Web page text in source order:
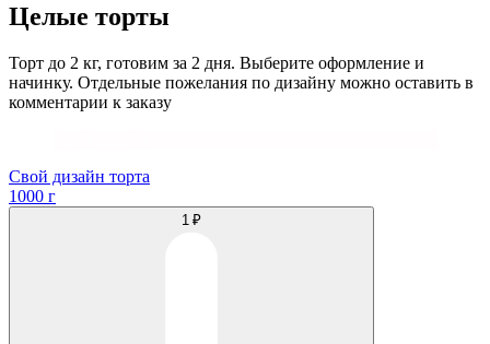
Целые торты
Торт до 2 кг, готовим за 2 дня. Выберите оформление и
начинку. Отдельные пожелания по дизайну можно оставить в
комментарии к заказу
Свой дизайн торта
1000 г
1 ₽